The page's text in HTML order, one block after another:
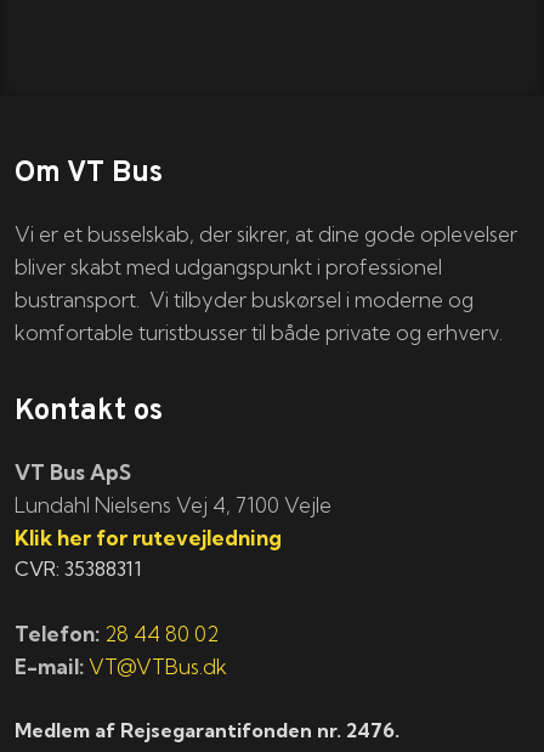
Om VT Bus
Vi er et busselskab, der sikrer, at dine gode oplevelser
bliver skabt med udgangspunkt i professionel
bustransport. Vi tilbyder buskørsel i moderne og
komfortable turistbusser til både private og erhverv.
Kontakt os
VT Bus ApS
​​​Lundahl Nielsens Vej 4, 7100 Vejle
Klik her for rutevejledning
CVR: 35388311
Telefon: 28 44 80 02
E-mail: VT@VTBus.dk
Medlem af Rejsegarantifonden nr. 2476.